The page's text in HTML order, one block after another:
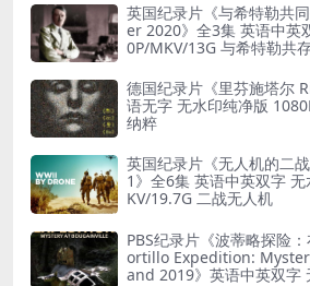
英国纪录片《与希特勒共
er 2020》全3集 英语中英
0P/MKV/13G 与希特勒共
德国纪录片《里芬施塔尔
语无字 无水印纯净版
纳粹
英国纪录片《无人机的二
1》全6集 英语中英双字
KV/19.7G 二战无人机
PBS纪录片《波蒂略探险
ortillo Expedition:
and 2019》英语中英双字